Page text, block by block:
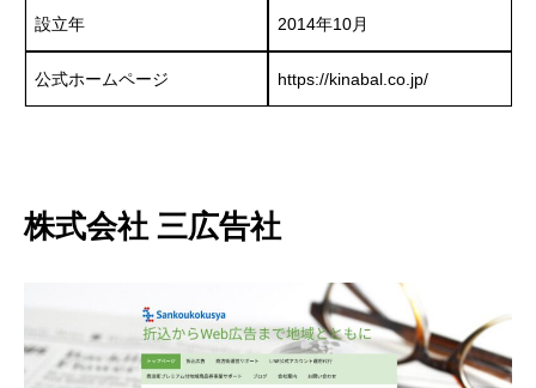
設立年 2014年10月
公式ホームページ https://kinabal.co.jp/
株式会社 三広告社